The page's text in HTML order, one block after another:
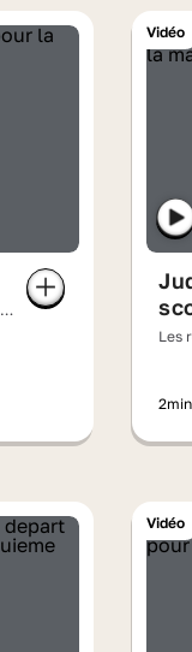
Vidéo
Les
2min
Vidéo